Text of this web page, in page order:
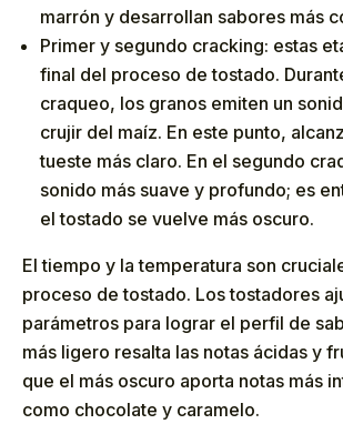
marrón y desarrollan sabores más
Primer y segundo cracking: estas
final del proceso de tostado.
craqueo, los granos emiten un
crujir del maíz. En este punto,
tueste más claro. En el segundo
sonido más suave y profundo; es
el tostado se vuelve más oscuro.
El tiempo y la temperatura son
proceso de tostado. Los tostadores
parámetros para lograr el perfil de
más ligero resalta las notas ácidas y
que el más oscuro aporta notas más
como chocolate y caramelo.